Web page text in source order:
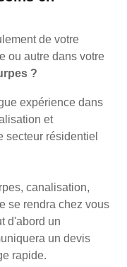
de votre
ou autre dans votre
?
expérience dans
et
secteur résidentiel
canalisation,
se rendra chez vous
d'abord un
un devis
rapide.